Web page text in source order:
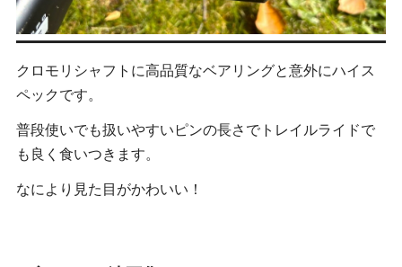
クロモリシャフトに高品質なベアリングと意外にハイス
ペックです。
普段使いでも扱いやすいピンの長さでトレイルライドで
も良く食いつきます。
なにより見た目がかわいい！